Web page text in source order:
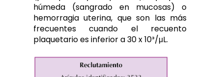
húmeda (sangrado en mucosas) o
hemorragia uterina, que son las más
frecuentes cuando el recuento
plaquetario es inferior a 30 x 10³/μL.